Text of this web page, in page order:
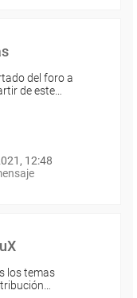
del foro a
de este…
12:48
los temas